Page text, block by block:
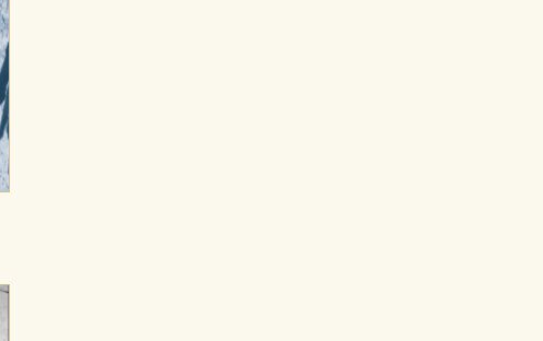
desde nuestro sistema. Es posible
dejen de funcionar correctamente.
de nuestro sitio web. Almacenan
relevante para sus intereses en
única de su navegador y